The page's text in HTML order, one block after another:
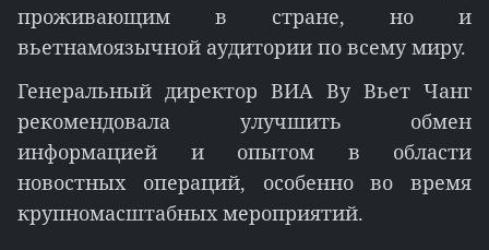
проживающим в стране, но и
вьетнамоязычной аудитории по всему миру.
Генеральный директор ВИA Ву Вьет Чанг
рекомендовала улучшить обмен
информацией и опытом в области
новостных операций, особенно во время
крупномасштабных мероприятий.